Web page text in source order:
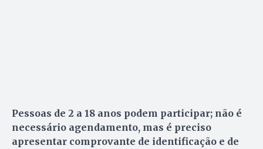
Pessoas de 2 a 18 anos podem participar; não é
necessário agendamento, mas é preciso
apresentar comprovante de identificação e de